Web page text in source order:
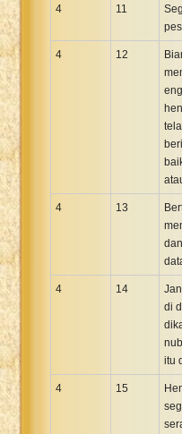
4 11
4 12
4 13
4 14
di
itu
4 15